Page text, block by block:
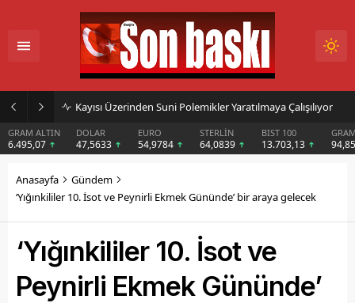
DOLAR
47,5633
EURO
54,9784
STERLİN
64,0839
BIST 100
13.703,13
GRAM GÜMÜŞ
94,85
Anasayfa
Gündem
‘Yığınkililer 10. İsot ve Peynirli Ekmek Gününde’ bir araya gelecek
‘Yığınkililer 10. İsot ve
Peynirli Ekmek Gününde’